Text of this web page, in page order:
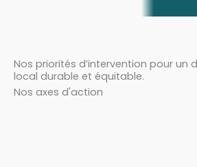
Nos priorités d’intervention pour un
local durable et équitable.
Nos axes d'action